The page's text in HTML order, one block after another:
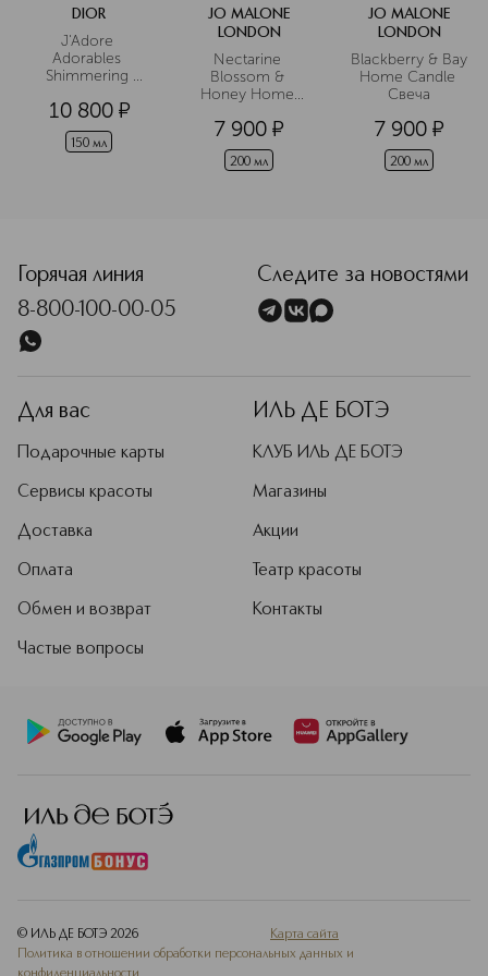
DIOR
J'Adore
Adorables
Shimmering
Парфюмированный
скраб для тела
10 800 ¤
150 мл
JO MALONE
LONDON
Nectarine
Blossom &
Honey Home
7 900 ¤
200 мл
JO MALONE
LONDON
Blackberry & Bay
Home Candle
Свеча
7 900 ¤
200 мл
Горячая линия
8-800-100-00-05
Следите за новостями
Для вас
Подарочные карты
Сервисы красоты
Доставка
Оплата
Обмен и возврат
Частые вопросы
ИЛЬ ДЕ БОТЭ
КЛУБ ИЛЬ ДЕ БОТЭ
Магазины
Акции
Театр красоты
Контакты
© ИЛЬ ДЕ БОТЭ 2026
Карта сайта
Политика в отношении обработки персональных данных и